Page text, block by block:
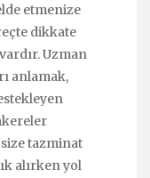
etmenize
dikkate
Uzman
anlamak,
tazminat
alırken yol